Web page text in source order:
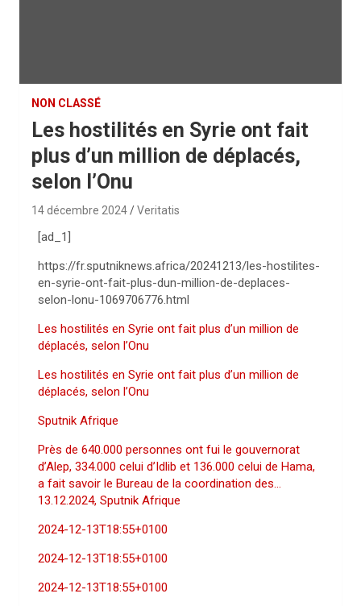
NON CLASSÉ
Les hostilités en Syrie ont fait
plus d’un million de déplacés,
selon l’Onu
14 décembre 2024 Veritatis
[ad_1]
https://fr.sputniknews.africa/20241213/les-hostilites-
en-syrie-ont-fait-plus-dun-million-de-deplaces-
selon-lonu-1069706776.html
Les hostilités en Syrie ont fait plus d’un million de
déplacés, selon l’Onu
Les hostilités en Syrie ont fait plus d’un million de
déplacés, selon l’Onu
Sputnik Afrique
Près de 640.000 personnes ont fui le gouvernorat
d’Alep, 334.000 celui d’Idlib et 136.000 celui de Hama,
a fait savoir le Bureau de la coordination des…
13.12.2024, Sputnik Afrique
2024-12-13T18:55+0100
2024-12-13T18:55+0100
2024-12-13T18:55+0100